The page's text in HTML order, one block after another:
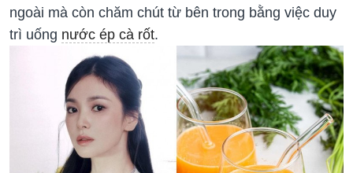
ngoài mà còn chăm chút từ bên trong bằng việc duy
trì uống nước ép cà rốt.